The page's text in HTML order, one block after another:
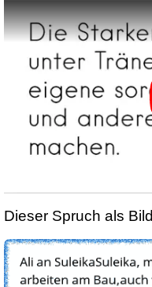
Dieser Spruch als